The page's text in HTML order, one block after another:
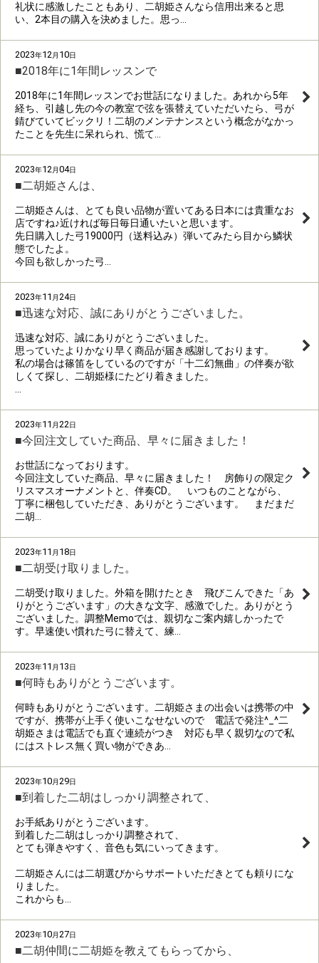
礼状に感激したこともあり、二胡姫さんなら信用出来ると思
い、2本目の購入を決めました。思っ…
2023年12月 10日
■2018年に1年間レッスンで
2018年に1年間レッスンでお世話になりました。あれから5年
経ち、引越し先の今の教室で弦を張替えていただいたら、弓が
錆びていてビックリ！二胡のメンテナンスという概念がなかっ
たことを先生に呆れられ、慌て…
2023年12月04日
■二胡姫さんは、
二胡姫さんは、とても良い品物が置いてある日本には貴重なお
店ですね♪近ければ毎日毎日通いたいと思います。
先日購入した弓19000円（送料込み）弾いてみたら目から鱗状
態でしたよ。
今回も欲しかった弓…
2023年11 月24日
■迅速な対応、誠にありがとうございました。
迅速な対応、誠にありがとうございました。
思っていたよりかなり早く商品が届き感謝しております。
私の場合は篠笛をしているのですが「十二幻無曲」の伴奏が欲
しくて探し、二胡姫様にたどり着きました。
2023年11 月22日
■今回注文していた商品、早々に届きました！
お世話になっております。
今回注文していた商品、早々に届きました！ 房飾りの限定ク
リスマスオーナメントと、伴奏CD。 いつものことながら、
丁寧に梱包していただき、ありがとうございます。 まだまだ
二胡…
2023年11 月 18日
■二胡受け取りました。
二胡受け取りました。外箱を開けたとき 飛びこんできた「あ
りがとうございます」の大きな文字、感激でした。ありがとう
ございました。調整Memoでは、親切なご案内嬉しかったで
す。早速使い慣れた弓に替えて、練…
2023年11 月 13日
■何時もありがとうございます。
何時もありがとうございます。二胡姫さまの出会いは携帯の中
ですが、携帯が上手く使いこなせないので 電話で発注^_^二
胡姫さまは電話でも直ぐ連続がつき 対応も早く親切なので私
にはストレス無く買い物ができあ…
2023年10月29日
■到着した二胡はしっかり調整されて、
お手紙ありがとうございます。
到着した二胡はしっかり調整されて、
とても弾きやすく、音色も気にいってきます。
二胡姫さんには二胡選びからサポートいただきとても頼りにな
りました。
これからも…
2023年10月27日
■二胡仲間に二胡姫を教えてもらってから、